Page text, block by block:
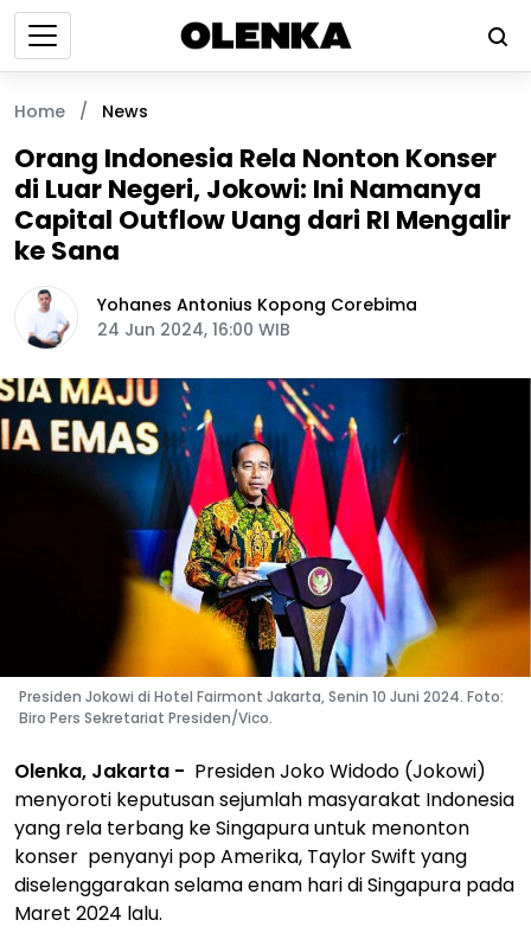
Home / News
Orang Indonesia Rela Nonton Konser
di Luar Negeri, Jokowi: Ini Namanya
Capital Outflow Uang dari RI Mengalir
ke Sana
Yohanes Antonius Kopong Corebima
24 Jun 2024, 16:00 WIB
Presiden Jokowi di Hotel Fairmont Jakarta, Senin 10 Juni 2024. Foto:
Biro Pers Sekretariat Presiden/Vico.
Olenka, Jakarta - Presiden Joko Widodo (Jokowi)
menyoroti keputusan sejumlah masyarakat Indonesia
yang rela terbang ke Singapura untuk menonton
konser penyanyi pop Amerika, Taylor Swift yang
diselenggarakan selama enam hari di Singapura pada
Maret 2024 lalu.